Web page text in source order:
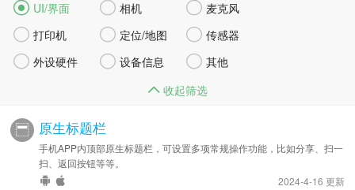
 UI/界面  相机  麦克风
 打印机  定位/地图  传感器
 外设硬件  设备信息  其他
收起筛选
原生标题栏
手机APP内顶部原生标题栏，可设置多项常规操作功能，比如分享、扫一
扫、返回按钮等等。
2024-4-16 更新